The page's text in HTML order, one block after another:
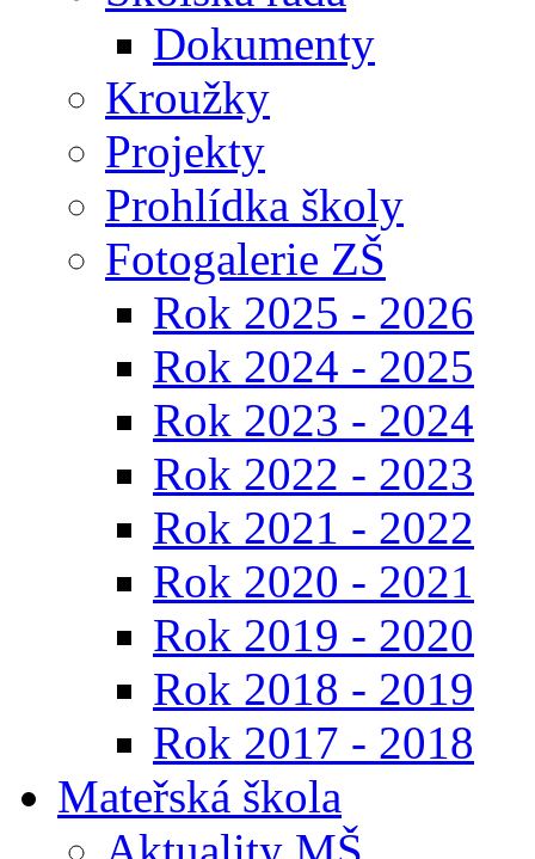
Dokumenty
Kroužky
Projekty
Prohlídka školy
Fotogalerie ZŠ
Rok 2025 - 2026
Rok 2024 - 2025
Rok 2023 - 2024
Rok 2022 - 2023
Rok 2021 - 2022
Rok 2020 - 2021
Rok 2019 - 2020
Rok 2018 - 2019
Rok 2017 - 2018
Mateřská škola